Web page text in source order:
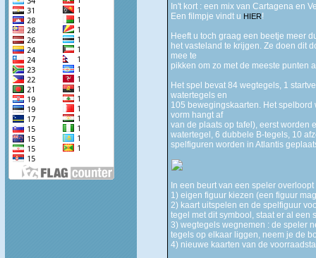
In't kort : een mix van Cartagena en
Een filmpje vindt u HIER!
Heeft u toch graag een beetje meer
het vasteland te krijgen. Ze doen dit
mee te
pikken om zo met de meeste punten
Het spel bevat 84 wegtegels, 1
watertegels en
105 bewegingskaarten. Het
vorm hangt af
van de plaats op tafel), eerst worden
watertegel, 6 dubbele B-tegels, 10
spelfiguren worden in Atlantis
In een beurt van een speler
1) eigen figuur kiezen (een figuur
2) kaart uitspelen en de spelfiguur
tegel met dit symbool, staat er al
3) wegtegels wegnemen : de speler
tegels op elkaar liggen, neem je de
4) nieuwe kaarten van de